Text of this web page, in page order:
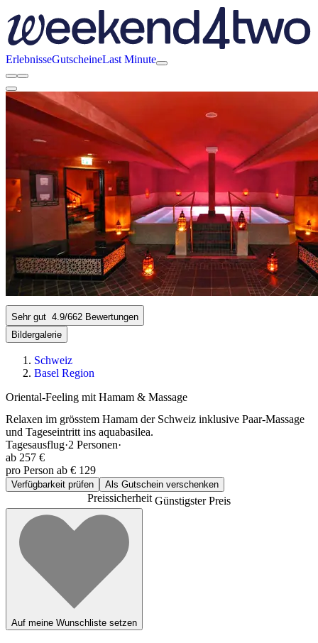
ErlebnisseGutscheineLast Minute
Sehr gut 4.9/662 Bewertungen
Bildergalerie
Schweiz
Basel Region
Oriental-Feeling mit Hamam & Massage
Relaxen im grösstem Hamam der Schweiz inklusive Paar-Massage
und Tageseintritt ins aquabasilea.
Tagesausflug·2 Personen·
ab 257 €
pro Person ab € 129
Verfügbarkeit prüfen Als Gutschein verschenken
PreissicherheitGünstigster Preis
Auf meine Wunschliste setzen